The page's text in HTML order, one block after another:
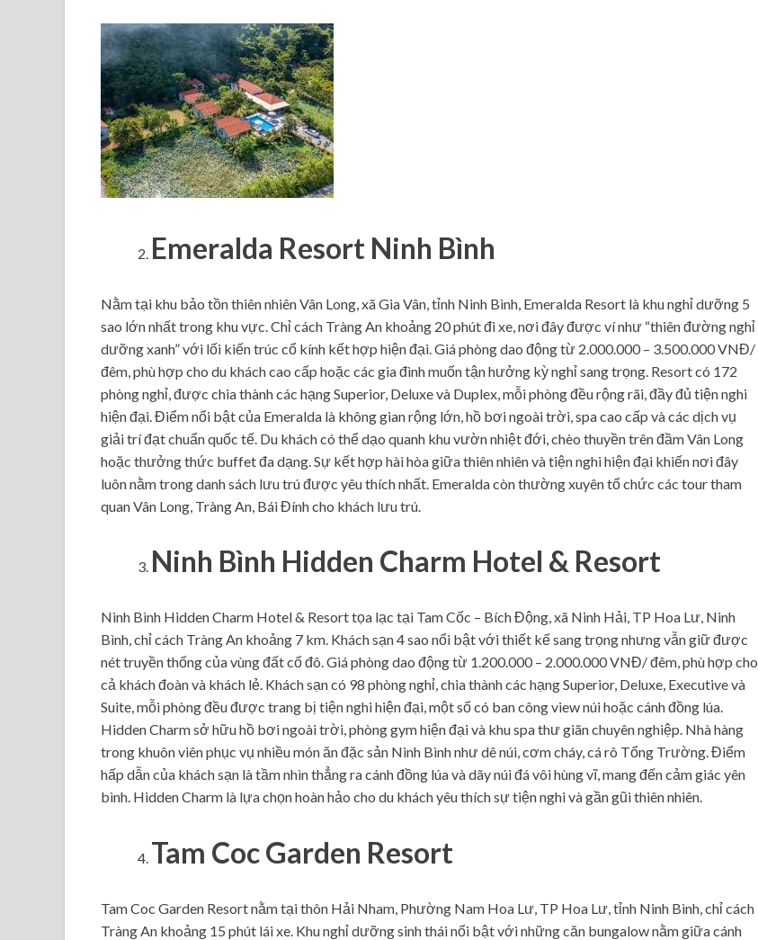
Emeralda Resort Ninh Bình
Nằm tại khu bảo tồn thiên nhiên Vân Long, xã Gia Vân, tỉnh Ninh Bình, Emeralda Resort là khu nghỉ dưỡng 5
sao lớn nhất trong khu vực. Chỉ cách Tràng An khoảng 20 phút đi xe, nơi đây được ví như “thiên đường nghỉ
dưỡng xanh” với lối kiến trúc cổ kính kết hợp hiện đại. Giá phòng dao động từ 2.000.000 – 3.500.000 VNĐ/
đêm, phù hợp cho du khách cao cấp hoặc các gia đình muốn tận hưởng kỳ nghỉ sang trọng. Resort có 172
phòng nghỉ, được chia thành các hạng Superior, Deluxe và Duplex, mỗi phòng đều rộng rãi, đầy đủ tiện nghi
hiện đại. Điểm nổi bật của Emeralda là không gian rộng lớn, hồ bơi ngoài trời, spa cao cấp và các dịch vụ
giải trí đạt chuẩn quốc tế. Du khách có thể dạo quanh khu vườn nhiệt đới, chèo thuyền trên đầm Vân Long
hoặc thưởng thức buffet đa dạng. Sự kết hợp hài hòa giữa thiên nhiên và tiện nghi hiện đại khiến nơi đây
luôn nằm trong danh sách lưu trú được yêu thích nhất. Emeralda còn thường xuyên tổ chức các tour tham
quan Vân Long, Tràng An, Bái Đính cho khách lưu trú.
Ninh Bình Hidden Charm Hotel & Resort
Ninh Bình Hidden Charm Hotel & Resort tọa lạc tại Tam Cốc – Bích Động, xã Ninh Hải, TP Hoa Lư, Ninh
Bình, chỉ cách Tràng An khoảng 7 km. Khách sạn 4 sao nổi bật với thiết kế sang trọng nhưng vẫn giữ được
nét truyền thống của vùng đất cố đô. Giá phòng dao động từ 1.200.000 – 2.000.000 VNĐ/ đêm, phù hợp cho
cả khách đoàn và khách lẻ. Khách sạn có 98 phòng nghỉ, chia thành các hạng Superior, Deluxe, Executive và
Suite, mỗi phòng đều được trang bị tiện nghi hiện đại, một số có ban công view núi hoặc cánh đồng lúa.
Hidden Charm sở hữu hồ bơi ngoài trời, phòng gym hiện đại và khu spa thư giãn chuyên nghiệp. Nhà hàng
trong khuôn viên phục vụ nhiều món ăn đặc sản Ninh Bình như dê núi, cơm cháy, cá rô Tổng Trường. Điểm
hấp dẫn của khách sạn là tầm nhìn thẳng ra cánh đồng lúa và dãy núi đá vôi hùng vĩ, mang đến cảm giác yên
bình. Hidden Charm là lựa chọn hoàn hảo cho du khách yêu thích sự tiện nghi và gần gũi thiên nhiên.
Tam Coc Garden Resort
Tam Coc Garden Resort nằm tại thôn Hải Nham, Phường Nam Hoa Lư, TP Hoa Lư, tỉnh Ninh Bình, chỉ cách
Tràng An khoảng 15 phút lái xe. Khu nghỉ dưỡng sinh thái nổi bật với những căn bungalow nằm giữa cánh